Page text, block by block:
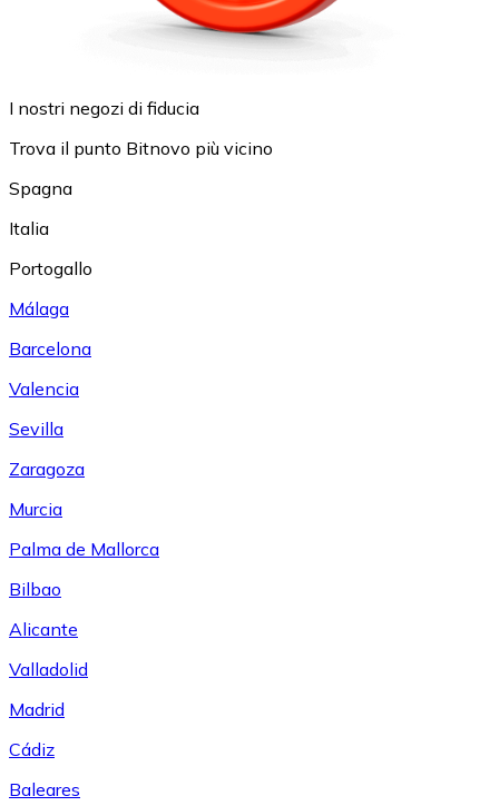
I nostri negozi di fiducia
Trova il punto Bitnovo più vicino
Spagna
Italia
Portogallo
Málaga
Barcelona
Valencia
Sevilla
Zaragoza
Murcia
Palma de Mallorca
Bilbao
Alicante
Valladolid
Madrid
Cádiz
Baleares